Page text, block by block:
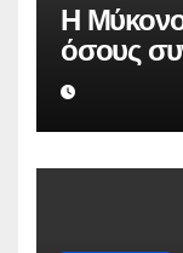
Η
όσους
με την